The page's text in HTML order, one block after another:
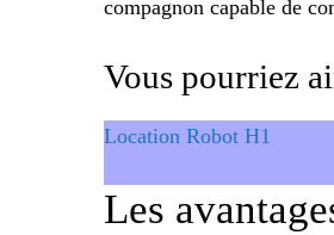
compagnon capable de
Vous pourriez
Location Robot H1
Les